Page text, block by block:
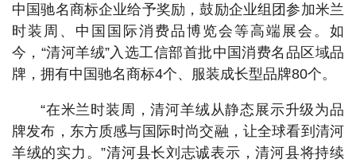
中国驰名商标企业给予奖励，鼓励企业组团参加米兰
时装周、中国国际消费品博览会等高端展会。如
今，“清河羊绒”入选工信部首批中国消费名品区域品
牌，拥有中国驰名商标4个、服装成长型品牌80个。
“在米兰时装周，清河羊绒从静态展示升级为品
牌发布，东方质感与国际时尚交融，让全球看到清河
羊绒的实力。”清河县长刘志诚表示，清河县将持续